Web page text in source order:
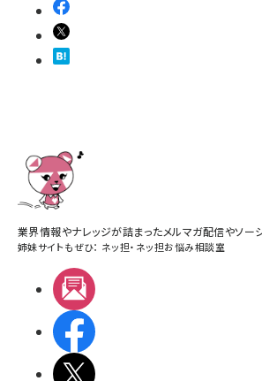
業界情報やナレッジが詰まったメルマガ配信やソーシ
姉妹サイトもぜひ： ネッ担・ ネッ担お悩み相談室